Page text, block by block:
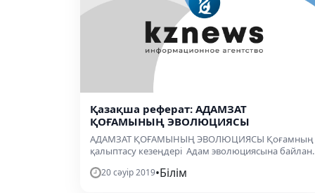
Қазақша реферат: АДАМЗАТ
ҚОҒАМЫНЫҢ ЭВОЛЮЦИЯСЫ
АДАМЗАТ ҚОҒАМЫНЫҢ ЭВОЛЮЦИЯСЫ Қоғамның
қалыптасу кезеңдері Адам эволюциясына
20 сәуір 2019•Білім